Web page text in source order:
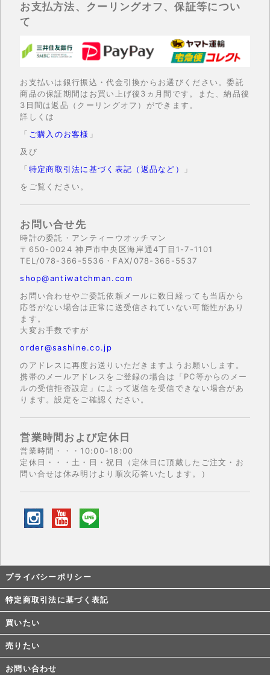
お支払方法、クーリングオフ、保証等につい
て
お支払いは銀行振込・代金引換からお選びください。委託
商品の保証期間はお買い上げ後3ヵ月間です。また、納品後
3日間は返品（クーリングオフ）ができます。
詳しくは
「 ご購入のお客様 」
及び
「特定商取引法に基づく表記（返品など）
」
をご覧ください。
お問い合せ先
時計の委託・アンティーウオッチマン
〒650-0024 神戸市中央区海岸通4丁目1-7-1101
TEL/078-366-5536・FAX/078-366-5537
shop@antiwatchman.com
お問い合わせやご委託依頼メールに数日経っても当店から
応答がない場合は正常に送受信されていない可能性があり
ます。
大変お手数ですが
order@sashine.co.jp
のアドレスに再度お送りいただきますようお願いします。
携帯のメールアドレスをご登録の場合は「PC等からのメー
ルの受信拒否設定」によって返信を受信できない場合があ
ります。設定をご確認ください。
営業時間および定休日
営業時間・・・10:00-18:00
定休日・・・土・日・祝日（定休日に頂戴したご注文・お
問い合せは休み明けより順次応答いたします。）
プライバシーポリシー
特定商取引法に基づく表記
買いたい
売りたい
お問い合わせ